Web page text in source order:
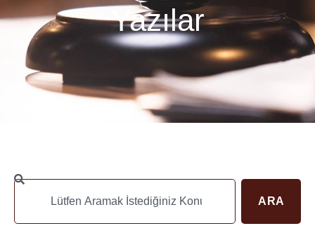
Yazılar
ARA